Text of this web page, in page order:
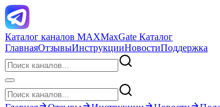
Каталог каналов MAXMaxGate Каталог
ГлавнаяОтзывыИнструкцииНовостиПоддержка